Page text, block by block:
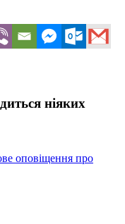
ніяких
оповіщення про